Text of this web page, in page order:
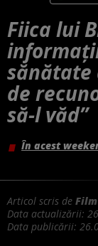
Fiica lui
sănătate
de
să-l văd”
În acest
Articol scris de
Data actualizării:
Data publicării: